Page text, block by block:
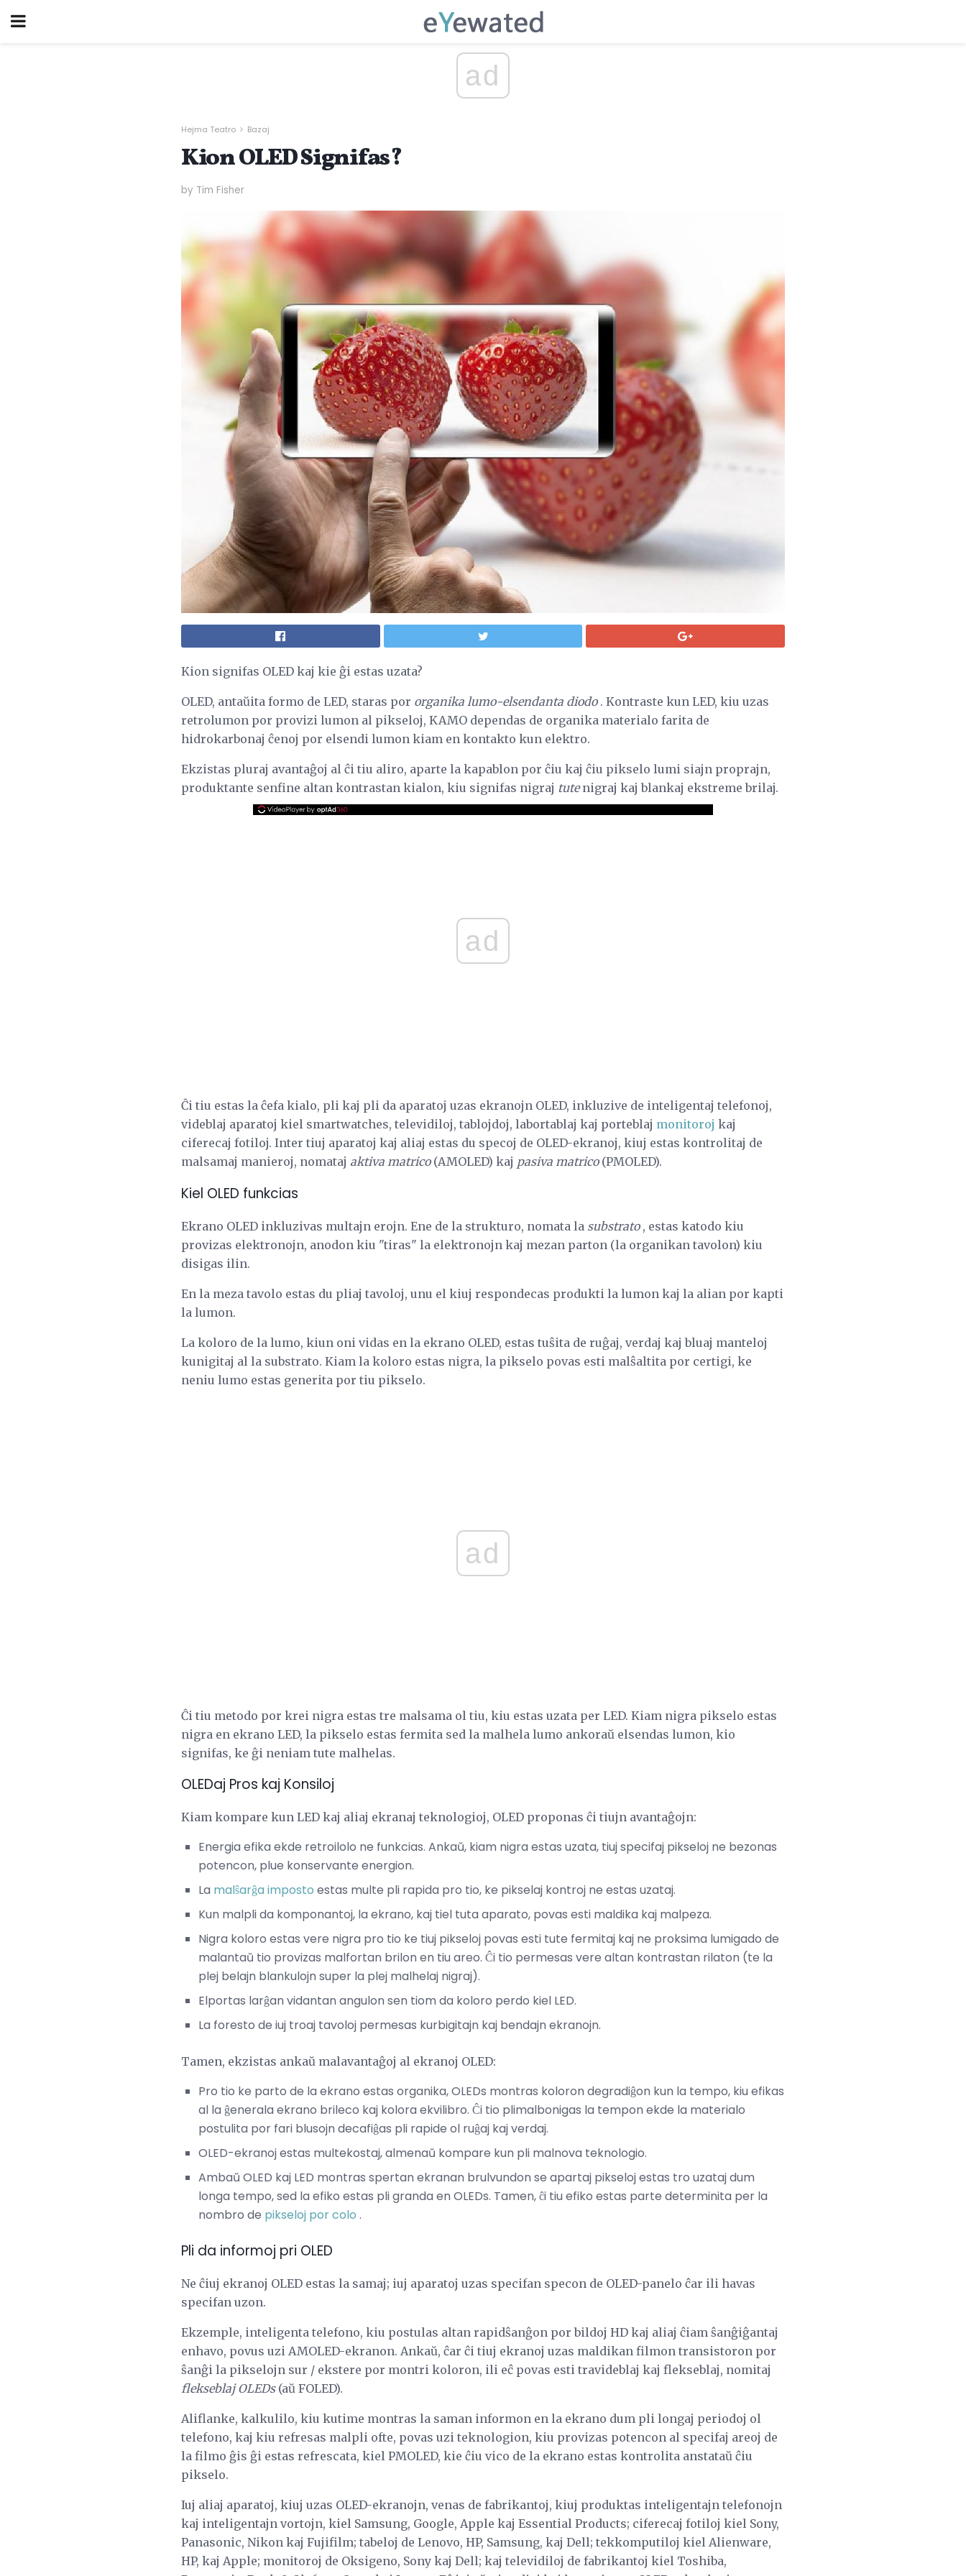
ad
Hejma Teatro Bazaj
Kion OLED Signifas?
by Tim Fisher
Kion signifas OLED kaj kie ĝi estas uzata?
OLED, antaŭita formo de LED, staras por organika lumo-elsendanta diodo. Kontraste kun LED, kiu uzas
retrolumon por provizi lumon al pikseloj, KAMO dependas de organika materialo farita de
hidrokarbonaj ĉenoj por elsendi lumon kiam en kontakto kun elektro.
Ekzistas pluraj avantaĝoj al ĉi tiu aliro, aparte la kapablon por ĉiu kaj ĉiu pikselo lumi siajn proprajn,
produktante senfine altan kontrastan kialon, kiu signifas nigraj tutenigraj kaj blankaj ekstreme brilaj.
ad
Ĉi tiu estas la ĉefa kialo, pli kaj pli da aparatoj uzas ekranojn OLED, inkluzive de inteligentaj telefonoj,
videblaj aparatoj kiel smartwatches, televidiloj, tablojdoj, labortablaj kaj porteblaj monitoroj kaj
ciferecaj fotiloj. Inter tiuj aparatoj kaj aliaj estas du specoj de OLED-ekranoj, kiuj estas kontrolitaj de
malsamaj manieroj, nomataj aktiva matrico(AMOLED) kaj pasiva matrico(PMOLED).
Kiel OLED funkcias
Ekrano OLED inkluzivas multajn erojn. Ene de la strukturo, nomata la substrato, estas katodo kiu
provizas elektronojn, anodon kiu "tiras" la elektronojn kaj mezan parton (la organikan tavolon) kiu
disigas ilin.
En la meza tavolo estas du pliaj tavoloj, unu el kiuj respondecas produkti la lumon kaj la alian por kapti
la lumon.
La koloro de la lumo, kiun oni vidas en la ekrano OLED, estas tuŝita de ruĝaj, verdaj kaj bluaj manteloj
kunigitaj al la substrato. Kiam la koloro estas nigra, la pikselo povas esti malŝaltita por certigi, ke
neniu lumo estas generita por tiu pikselo.
ad
Ĉi tiu metodo por krei nigra estas tre malsama ol tiu, kiu estas uzata per LED. Kiam nigra pikselo estas
nigra en ekrano LED, la pikselo estas fermita sed la malhela lumo ankoraŭ elsendas lumon, kio
signifas, ke ĝi neniam tute malhelas.
OLEDaj Pros kaj Konsiloj
Kiam kompare kun LED kaj aliaj ekranaj teknologioj, OLED proponas ĉi tiujn avantaĝojn:
Energia efika ekde retroilolo ne funkcias. Ankaŭ, kiam nigra estas uzata, tiuj specifaj pikseloj ne bezonas
potencon, plue konservante energion.
La malŝarĝa imposto estas multe pli rapida pro tio, ke pikselaj kontroj ne estas uzataj.
Kun malpli da komponantoj, la ekrano, kaj tiel tuta aparato, povas esti maldika kaj malpeza.
Nigra koloro estas vere nigra pro tio ke tiuj pikseloj povas esti tute fermitaj kaj ne proksima lumigado de
malantaŭ tio provizas malfortan brilon en tiu areo. Ĉi tio permesas vere altan kontrastan rilaton (te la
plej belajn blankulojn super la plej malhelaj nigraj).
Elportas larĝan vidantan angulon sen tiom da koloro perdo kiel LED.
La foresto de iuj troaj tavoloj permesas kurbigitajn kaj bendajn ekranojn.
Tamen, ekzistas ankaŭ malavantaĝoj al ekranoj OLED:
Pro tio ke parto de la ekrano estas organika, OLEDs montras koloron degradiĝon kun la tempo, kiu efikas
al la ĝenerala ekrano brileco kaj kolora ekvilibro. Ĉi tio plimalbonigas la tempon ekde la materialo
postulita por fari blusojn decafiĝas pli rapide ol ruĝaj kaj verdaj.
OLED-ekranoj estas multekostaj, almenaŭ kompare kun pli malnova teknologio.
Ambaŭ OLED kaj LED montras spertan ekranan brulvundon se apartaj pikseloj estas tro uzataj dum
longa tempo, sed la efiko estas pli granda en OLEDs. Tamen, ĉi tiu efiko estas parte determinita per la
nombro de pikseloj por colo .
Pli da informoj pri OLED
Ne ĉiuj ekranoj OLED estas la samaj; iuj aparatoj uzas specifan specon de OLED-panelo ĉar ili havas
specifan uzon.
Ekzemple, inteligenta telefono, kiu postulas altan rapidŝanĝon por bildoj HD kaj aliaj ĉiam ŝanĝiĝantaj
enhavo, povus uzi AMOLED-ekranon. Ankaŭ, ĉar ĉi tiuj ekranoj uzas maldikan filmon transistoron por
ŝanĝi la pikselojn sur / ekstere por montri koloron, ili eĉ povas esti travideblaj kaj flekseblaj, nomitaj
flekseblaj OLEDs(aŭ FOLED).
Aliflanke, kalkulilo, kiu kutime montras la saman informon en la ekrano dum pli longaj periodoj ol
telefono, kaj kiu refresas malpli ofte, povas uzi teknologion, kiu provizas potencon al specifaj areoj de
la filmo ĝis ĝi estas refrescata, kiel PMOLED, kie ĉiu vico de la ekrano estas kontrolita anstataŭ ĉiu
pikselo.
Iuj aliaj aparatoj, kiuj uzas OLED-ekranojn, venas de fabrikantoj, kiuj produktas inteligentajn telefonojn
kaj inteligentajn vortojn, kiel Samsung, Google, Apple kaj Essential Products; ciferecaj fotiloj kiel Sony,
Panasonic, Nikon kaj Fujifilm; tabeloj de Lenovo, HP, Samsung, kaj Dell; tekkomputiloj kiel Alienware,
HP, kaj Apple; monitoroj de Oksigeno, Sony kaj Dell; kaj televidiloj de fabrikantoj kiel Toshiba,